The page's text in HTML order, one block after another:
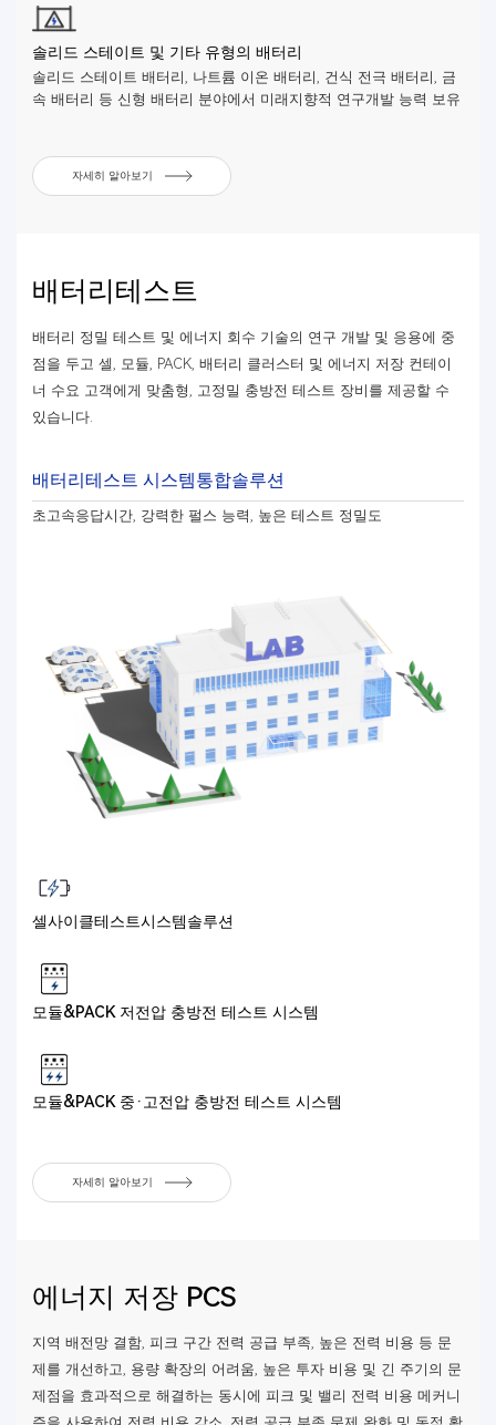
솔리드 스테이트 및 기타 유형의 배터리
솔리드 스테이트 배터리, 나트륨 이온 배터리, 건식 전극 배터리, 금
속 배터리 등 신형 배터리 분야에서 미래지향적 연구개발 능력 보유
자세히 알아보기
배터리테스트
배터리 정밀 테스트 및 에너지 회수 기술의 연구 개발 및 응용에 중
점을 두고 셀, 모듈, PACK, 배터리 클러스터 및 에너지 저장 컨테이
너 수요 고객에게 맞춤형, 고정밀 충방전 테스트 장비를 제공할 수
있습니다.
배터리테스트 시스템통합솔루션
초고속응답시간, 강력한 펄스 능력, 높은 테스트 정밀도
셀사이클테스트시스템솔루션
모듈&PACK 저전압 충방전 테스트 시스템
모듈&PACK 중·고전압 충방전 테스트 시스템
자세히 알아보기
에너지 저장 PCS
지역 배전망 결함, 피크 구간 전력 공급 부족, 높은 전력 비용 등 문
제를 개선하고, 용량 확장의 어려움, 높은 투자 비용 및 긴 주기의 문
제점을 효과적으로 해결하는 동시에 피크 및 밸리 전력 비용 메커니